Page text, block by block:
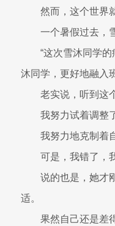
然而，这个世界
一个暑假过去，
“这次雪沐同学
沐同学，更好地融入
老实说，听到这
我努力试着调整
我努力地克制着
可是，我错了，
说的也是，她才
适。
果然自己还是差